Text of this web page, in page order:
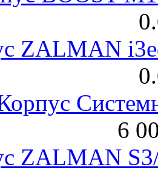
ZALMAN
6
ZALMAN